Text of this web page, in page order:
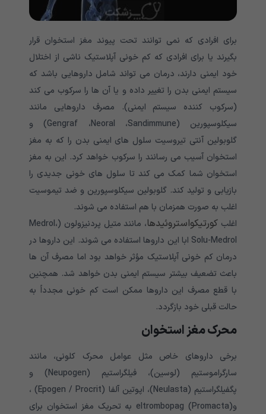
برای افرادی که نمی توانند تحت پیوند مغز استخوان قرار
بگیرند یا برای افرادی که کم خونی آپلاستیک ناشی از اختلال
خود ایمنی دارند، درمان می تواند شامل داروهایی باشد که
سیستم ایمنی بدن را تغییر داده و یا آن ها را سرکوب می کند
(سرکوب کننده سیستم ایمنی). مصرف داروهایی مانند
سیکلوسپورین (Gengraf ،Neoral ،Sandimmune) و
گلوبولین آنتی تیروسیت سلول های ایمنی بدن را که به مغز
استخوان آسیب می رسانند را سرکوب خواهد کرد. این به مغز
استخوان شما کمک می کند تا سلول های خونی جدیدی را
بازیابی و تولید کند. گلوبولین سیکلوسپورین و ضد تیموسیت
اغلب به صورت همزمان با هم استفاده می شوند.
اغلب کورتیکواستروئیدها
، مانند متیل پردنیزولون (Medrol،
Solu-Medrol ابا این داروها استفاده می شوند. این داروها در
درمان کم خونی آپلاستیک مؤثر خواهد بود اما مصرف آن ها
باعث تضعیف بیشتر سیستم ایمنی بدن خواهد شد. همچنین
با قطع مصرف این داروها ممکن است کم خونی مجدداً به
حالت قبلی خود بازگردد.
محرک مغز استخوان
برخی داروهای خاص مثل عوامل محرک کلونی، مانند
سارگراموستیم (لوسین)، فیلگراستیم (Neupogen) و
پگفیلگراستیم (Neulasta)، اپوتین آلفا (Epogen / Procrit) ،
وeltrombopag (Promacta) به تحریک مغز استخوان برای